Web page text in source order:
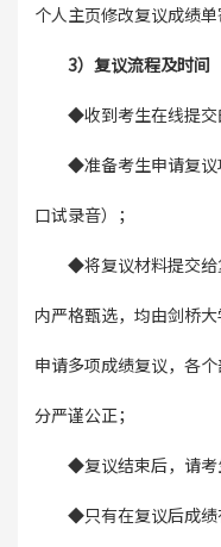
个人主页修改复议成绩单
3）复议流程及时间
◆收到考生在线提交
◆准备考生申请复议
口试录音）；
◆将复议材料提交给
内严格甄选，均由剑桥
申请多项成绩复议，各
分严谨公正；
◆复议结束后，请考
◆只有在复议后成绩